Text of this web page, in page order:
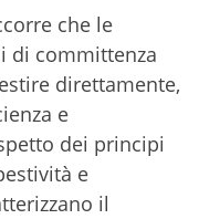
che le
di committenza
direttamente,
e
dei principi
e
il